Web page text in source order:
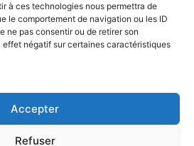
à ces technologies nous permettra de
le comportement de navigation ou les ID
ne pas consentir ou de retirer son
négatif sur certaines caractéristiques
Accepter
Refuser
peuvent
être
choisies
page
du
produit
CafeGraffiti_T-SHIRT
T-Shirt Loup
page